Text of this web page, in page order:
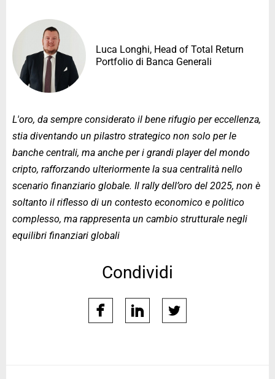
Luca Longhi, Head of Total Return
Portfolio di Banca Generali
L'oro, da sempre considerato il bene rifugio per eccellenza,
stia diventando un pilastro strategico non solo per le
banche centrali, ma anche per i grandi player del mondo
cripto, rafforzando ulteriormente la sua centralità nello
scenario finanziario globale. Il rally dell’oro del 2025, non è
soltanto il riflesso di un contesto economico e politico
complesso, ma rappresenta un cambio strutturale negli
equilibri finanziari globali
Condividi
facebooklinkedin